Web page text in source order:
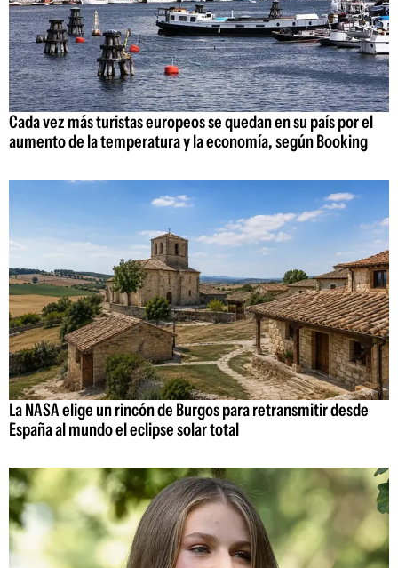
Cada vez más turistas europeos se quedan en su país por el
aumento de la temperatura y la economía, según Booking
La NASA elige un rincón de Burgos para retransmitir desde
España al mundo el eclipse solar total